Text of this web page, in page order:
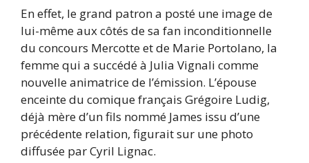
En effet, le grand patron a posté une image de
lui-même aux côtés de sa fan inconditionnelle
du concours Mercotte et de Marie Portolano, la
femme qui a succédé à Julia Vignali comme
nouvelle animatrice de l’émission. L’épouse
enceinte du comique français Grégoire Ludig,
déjà mère d’un fils nommé James issu d’une
précédente relation, figurait sur une photo
diffusée par Cyril Lignac.